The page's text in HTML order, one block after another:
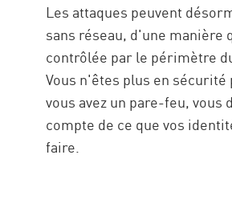
Les attaques peuvent
sans réseau, d'une manière
contrôlée par le périmètre
Vous n'êtes plus en sécurité
vous avez un pare-feu, vous
compte de ce que vos
faire.